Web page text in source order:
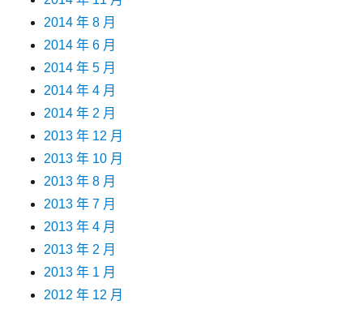
2014 年 8 月
2014 年 6 月
2014 年 5 月
2014 年 4 月
2014 年 2 月
2013 年 12 月
2013 年 10 月
2013 年 8 月
2013 年 7 月
2013 年 4 月
2013 年 2 月
2013 年 1 月
2012 年 12 月